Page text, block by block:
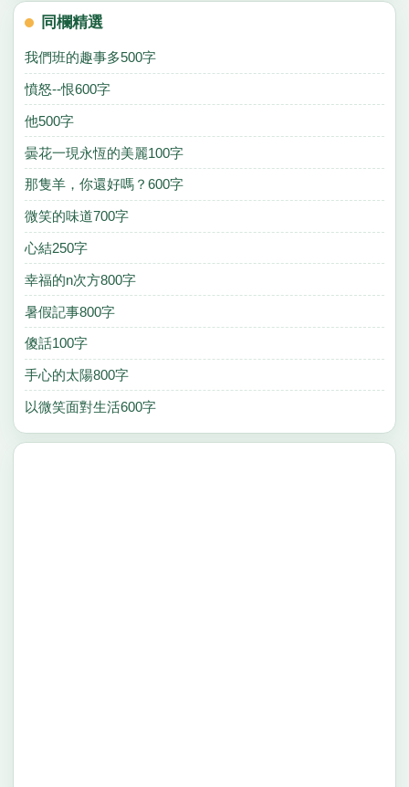
同欄精選
我們班的趣事多500字
憤怒--恨600字
他500字
曇花一現永恆的美麗100字
那隻羊，你還好嗎？600字
微笑的味道700字
心結250字
幸福的n次方800字
暑假記事800字
傻話100字
手心的太陽800字
以微笑面對生活600字